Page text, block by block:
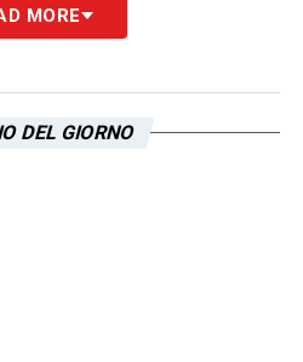
è stato però lo
Un successo per gli
si allontanano dalla
MORE
DEL GIORNO